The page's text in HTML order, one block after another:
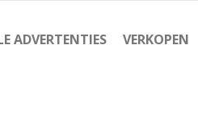
ADVERTENTIES VERKOPEN